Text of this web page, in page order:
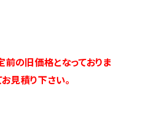
の旧価格となっておりま
見積り下さい。